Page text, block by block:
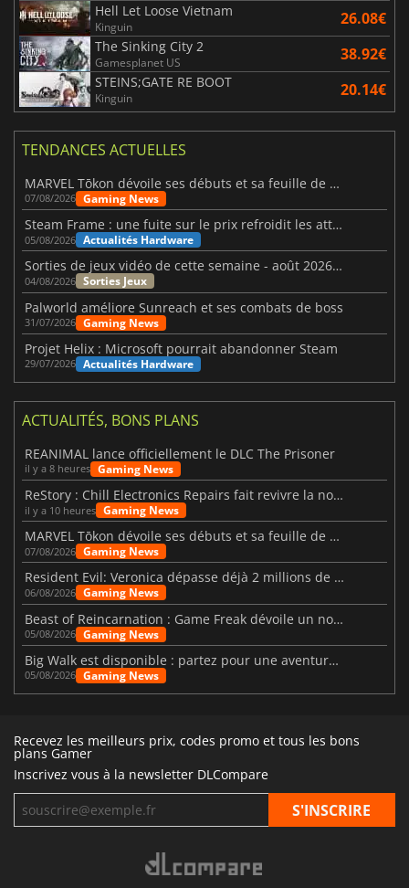
Hell Let Loose Vietnam
Kinguin 26.08€
The Sinking City 2
Gamesplanet US 38.92€
STEINS;GATE RE BOOT
Kinguin 20.14€
TENDANCES ACTUELLES
MARVEL Tōkon dévoile ses débuts et sa feuille de route
07/08/2026 Gaming News
Steam Frame : une fuite sur le prix refroidit les attentes VR
05/08/2026 Actualités Hardware
Sorties de jeux vidéo de cette semaine - août 2026 (semaine 32)
04/08/2026 Sorties Jeux
Palworld améliore Sunreach et ses combats de boss
31/07/2026 Gaming News
Projet Helix : Microsoft pourrait abandonner Steam
29/07/2026 Actualités Hardware
ACTUALITÉS, BONS PLANS
REANIMAL lance officiellement le DLC The Prisoner
il y a 8 heures Gaming News
ReStory : Chill Electronics Repairs fait revivre la nostalgie des années 2000
il y a 10 heures Gaming News
MARVEL Tōkon dévoile ses débuts et sa feuille de route
07/08/2026 Gaming News
Resident Evil: Veronica dépasse déjà 2 millions de wishlists
06/08/2026 Gaming News
Beast of Reincarnation : Game Freak dévoile un nouveau pari
05/08/2026 Gaming News
Big Walk est disponible : partez pour une aventure entre amis
05/08/2026 Gaming News
Recevez les meilleurs prix, codes promo et tous les bons
plans Gamer
Inscrivez vous à la newsletter DLCompare